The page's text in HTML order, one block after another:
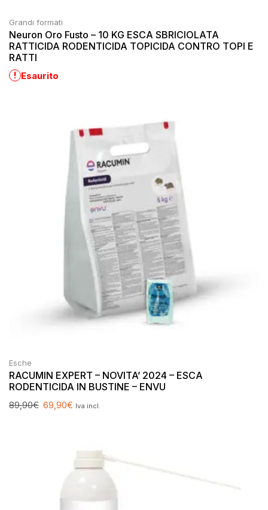
Grandi formati
Neuron Oro Fusto – 10 KG ESCA SBRICIOLATA
RATTICIDA RODENTICIDA TOPICIDA CONTRO TOPI E
RATTI
! Esaurito
Esche
RACUMIN EXPERT – NOVITA’ 2024 – ESCA
RODENTICIDA IN BUSTINE – ENVU
89,90€ 69,90€ Iva incl.